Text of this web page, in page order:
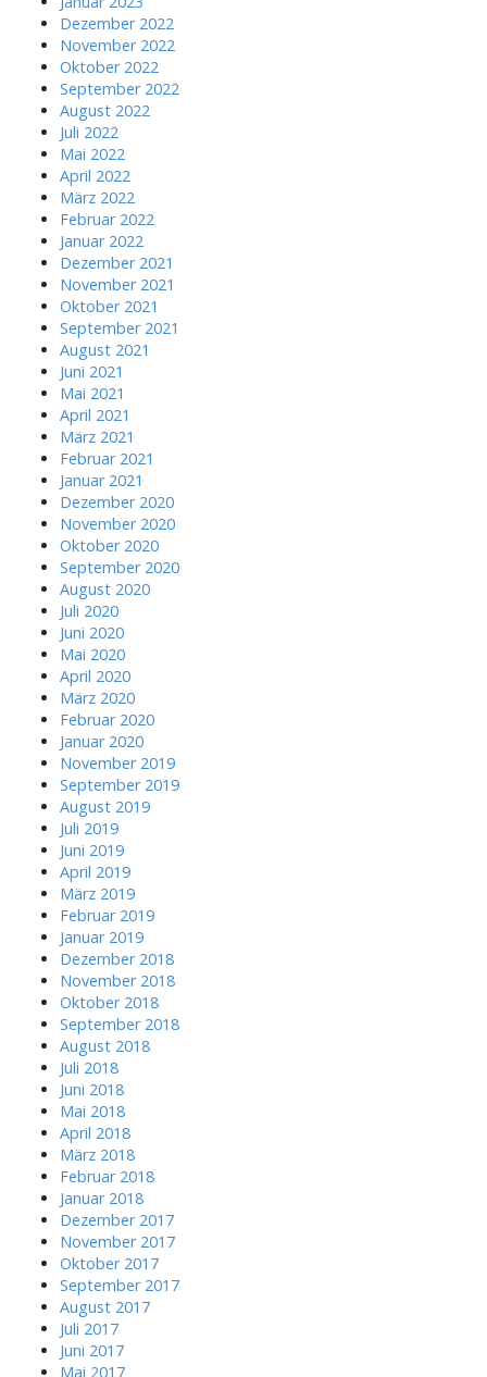
Dezember 2022
November 2022
Oktober 2022
September 2022
August 2022
Juli 2022
Mai 2022
April 2022
März 2022
Februar 2022
Januar 2022
Dezember 2021
November 2021
Oktober 2021
September 2021
August 2021
Juni 2021
Mai 2021
April 2021
März 2021
Februar 2021
Januar 2021
Dezember 2020
November 2020
Oktober 2020
September 2020
August 2020
Juli 2020
Juni 2020
Mai 2020
April 2020
März 2020
Februar 2020
Januar 2020
November 2019
September 2019
August 2019
Juli 2019
Juni 2019
April 2019
März 2019
Februar 2019
Januar 2019
Dezember 2018
November 2018
Oktober 2018
September 2018
August 2018
Juli 2018
Juni 2018
Mai 2018
April 2018
März 2018
Februar 2018
Januar 2018
Dezember 2017
November 2017
Oktober 2017
September 2017
August 2017
Juli 2017
Juni 2017
Mai 2017